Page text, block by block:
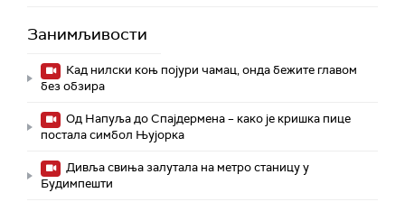
Занимљивости
Кад нилски коњ појури чамац, онда бежите главом
без обзира
Од Напуља до Спајдермена – како је кришка пице
постала симбол Њујорка
Дивља свиња залутала на метро станицу у
Будимпешти